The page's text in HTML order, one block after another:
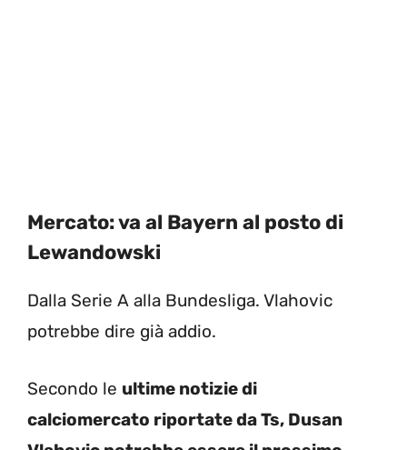
Mercato: va al Bayern al posto di
Lewandowski
Dalla Serie A alla Bundesliga. Vlahovic
potrebbe dire già addio.
Secondo le ultime notizie di
calciomercato riportate da Ts, Dusan